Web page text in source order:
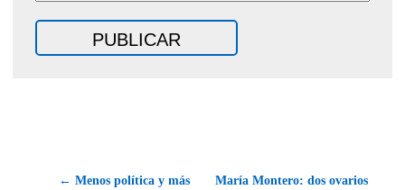
← Menos política y más María Montero: dos ovarios